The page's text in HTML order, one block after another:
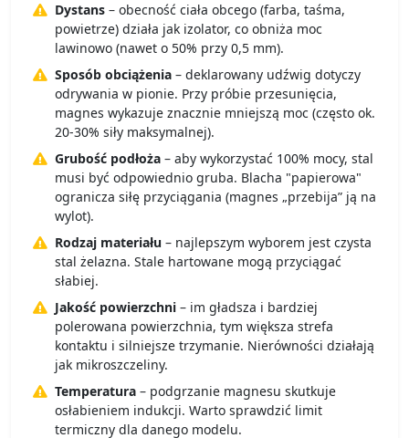
Dystans – obecność ciała obcego (farba, taśma,
powietrze) działa jak izolator, co obniża moc
lawinowo (nawet o 50% przy 0,5 mm).
Sposób obciążenia – deklarowany udźwig dotyczy
odrywania w pionie. Przy próbie przesunięcia,
magnes wykazuje znacznie mniejszą moc (często ok.
20-30% siły maksymalnej).
Grubość podłoża – aby wykorzystać 100% mocy, stal
musi być odpowiednio gruba. Blacha "papierowa"
ogranicza siłę przyciągania (magnes „przebija” ją na
wylot).
Rodzaj materiału – najlepszym wyborem jest czysta
stal żelazna. Stale hartowane mogą przyciągać
słabiej.
Jakość powierzchni – im gładsza i bardziej
polerowana powierzchnia, tym większa strefa
kontaktu i silniejsze trzymanie. Nierówności działają
jak mikroszczeliny.
Temperatura – podgrzanie magnesu skutkuje
osłabieniem indukcji. Warto sprawdzić limit
termiczny dla danego modelu.